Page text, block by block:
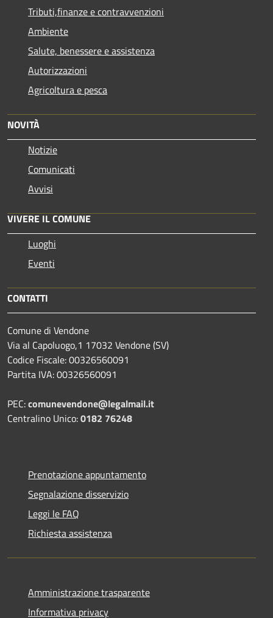
Tributi,finanze e contravvenzioni
Ambiente
Salute, benessere e assistenza
Autorizzazioni
Agricoltura e pesca
NOVITÀ
Notizie
Comunicati
Avvisi
VIVERE IL COMUNE
Luoghi
Eventi
CONTATTI
Comune di Vendone
Via al Capoluogo,1 17032 Vendone (SV)
Codice Fiscale: 00326560091
Partita IVA: 00326560091
PEC:comunevendone@legalmail.it
Centralino Unico:0182 76248
Prenotazione appuntamento
Segnalazione disservizio
Leggi le FAQ
Richiesta assistenza
Amministrazione trasparente
Informativa privacy